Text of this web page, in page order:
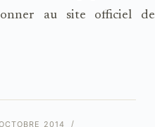
au site officiel de
2014